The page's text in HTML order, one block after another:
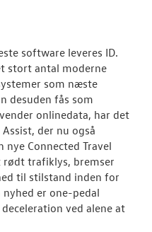
software leveres ID.
stort antal moderne
som næste
desuden fås som
onlinedata, har det
der nu også
Connected Travel
trafiklys, bremser
til stilstand inden for
er one-pedal
ved alene at